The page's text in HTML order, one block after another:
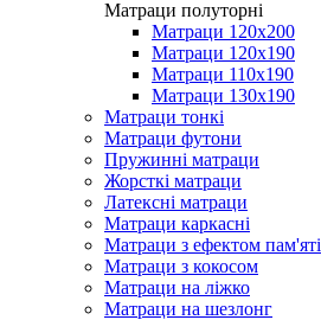
Матраци полуторні
Матраци 120х200
Матраци 120х190
Матраци 110х190
Матраци 130х190
Матраци тонкі
Матраци футони
Пружинні матраци
Жорсткі матраци
Латексні матраци
Матраци каркасні
Матраци з ефектом пам'яті
Матраци з кокосом
Матраци на ліжко
Матраци на шезлонг